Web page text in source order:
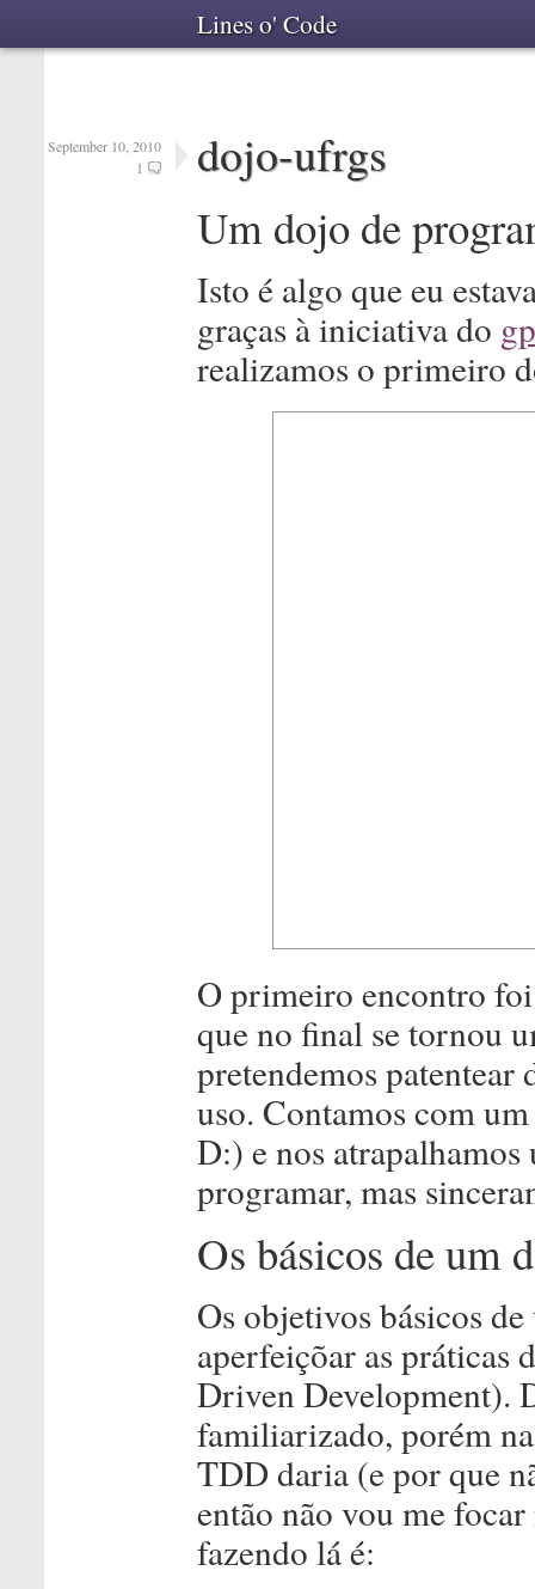
Lines o' Code
September 10, 2010
1
dojo-ufrgs
Um dojo de
Isto é algo que eu
graças à iniciativa do
realizamos o primeiro
O primeiro encontro
que no final se tornou
pretendemos patentear
uso. Contamos com
D:) e nos
programar, mas
Os básicos de um
Os objetivos básicos
aperfeiçõar as práticas
Driven Development).
familiarizado, porém
TDD daria (e por que
então não vou me
fazendo lá é: